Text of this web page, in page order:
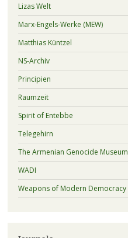
Lizas Welt
Marx-Engels-Werke (MEW)
Matthias Küntzel
NS-Archiv
Principien
Raumzeit
Spirit of Entebbe
Telegehirn
The Armenian Genocide Museum
WADI
Weapons of Modern Democracy